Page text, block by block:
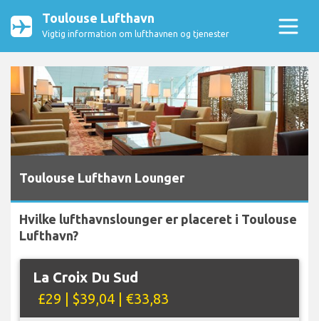
Toulouse Lufthavn
Vigtig information om lufthavnen og tjenester
Toulouse Lufthavn Lounger
Hvilke lufthavnslounger er placeret i Toulouse
Lufthavn?
La Croix Du Sud
£29 | $39,04 | €33,83